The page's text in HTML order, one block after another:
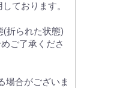
ております。
折られた状態)
ご了承くださ
場合がございま